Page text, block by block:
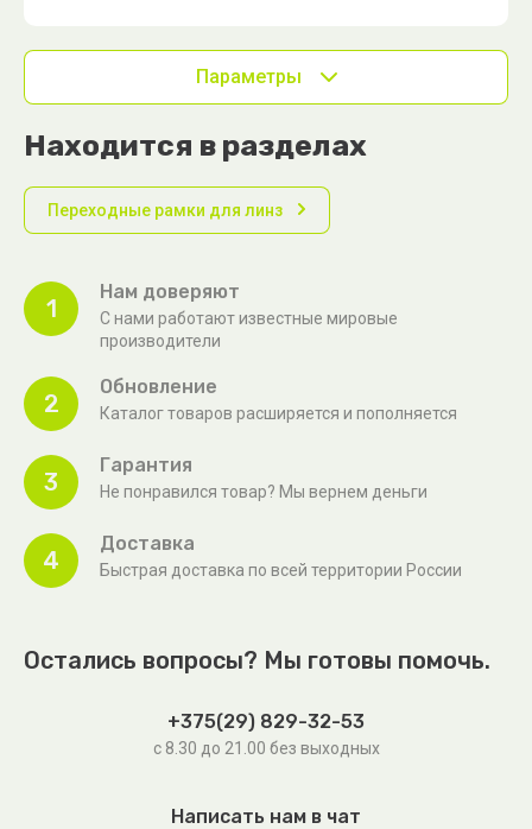
Параметры
Находится в разделах
Переходные рамки для линз
1
Нам доверяют
С нами работают известные мировые
производители
2
Обновление
Каталог товаров расширяется и пополняется
3
Гарантия
Не понравился товар? Мы вернем деньги
4
Доставка
Быстрая доставка по всей территории России
Остались вопросы? Мы готовы помочь.
+375(29) 829-32-53
с 8.30 до 21.00 без выходных
Написать нам в чат